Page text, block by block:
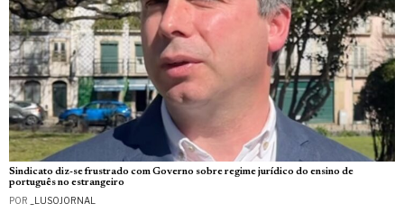
Sindicato diz-se frustrado com Governo sobre regime jurídico do ensino de
português no estrangeiro
POR _LUSOJORNAL